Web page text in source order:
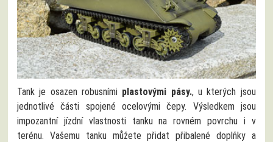
Tank je osazen robusními plastovými pásy., u kterých jsou
jednotlivé části spojené ocelovými čepy. Výsledkem jsou
impozantní jízdní vlastnosti tanku na rovném povrchu i v
terénu. Vašemu tanku můžete přidat přibalené doplňky a